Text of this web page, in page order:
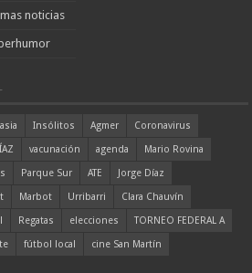
noticias
Insólitos Agmer
Coronavirus
vacunación agenda
Mario Rovina
Parque Sur ATE
Jorge Díaz
Marbot Urribarri
Clara Chauvín
Regatas elecciones
TORNEO FEDERAL A
fútbol local cine San Martín